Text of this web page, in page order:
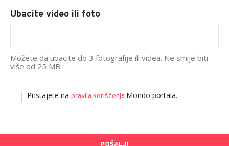
Ubacite video ili foto
Možete da ubacite do 3 fotografije ili videa. Ne smije biti
više od 25 MB.
Pristajete na pravila korišćenja Mondo portala.